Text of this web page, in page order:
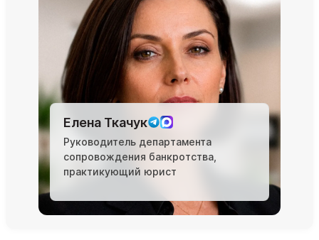
Елена Ткачук
Руководитель департамента
сопровождения банкротства,
практикующий юрист